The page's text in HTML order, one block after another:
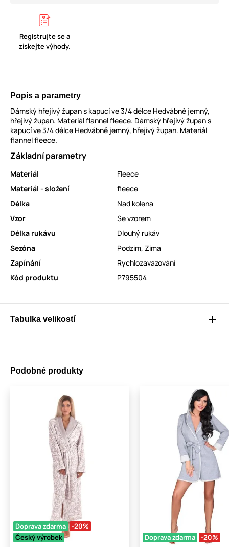
Registrujte se a
získejte výhody.
Popis a parametry
Dámský hřejivý župan s kapucí ve 3/4 délce Hedvábně jemný,
hřejivý župan. Materiál flannel fleece. Dámský hřejivý župan s
kapucí ve 3/4 délce Hedvábně jemný, hřejivý župan. Materiál
flannel fleece.
Základní parametry
Materiál
Fleece
Materiál - složení
fleece
Délka
Nad kolena
Vzor
Se vzorem
Délka rukávu
Dlouhý rukáv
Sezóna
Podzim, Zima
Zapínání
Rychlozavazování
Kód produktu
P795504
Tabulka velikostí
Podobné produkty
Doprava zdarma
-20%
Český výrobek
Doprava zdarma -20%